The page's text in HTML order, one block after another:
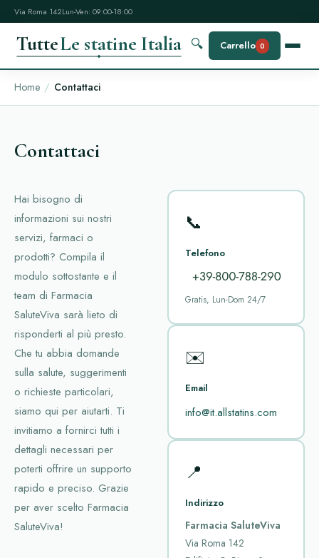
Via Roma 142Lun-Ven: 09:00-18:00
TutteLe statine Italia 🔍 Carrello 0
Home Contattaci
Contattaci
Hai bisogno di
informazioni sui nostri
servizi, farmaci o
prodotti? Compila il
modulo sottostante e il
team di Farmacia
SaluteViva sarà lieto di
risponderti al più presto.
Che tu abbia domande
sulla salute, suggerimenti
o richieste particolari,
siamo qui per aiutarti. Ti
invitiamo a fornirci tutti i
dettagli necessari per
poterti offrire un supporto
rapido e preciso. Grazie
per aver scelto Farmacia
SaluteViva!
📞
Telefono
Gratis, Lun-Dom 24/7
✉️
Email
info@it.allstatins.com
📍
Indirizzo
Farmacia SaluteViva
Via Roma 142